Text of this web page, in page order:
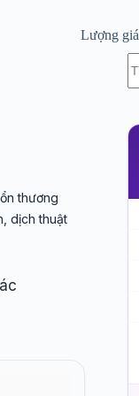
Lượng giá
thương
dịch thuật